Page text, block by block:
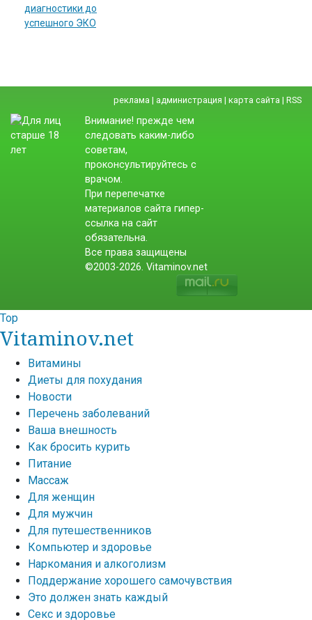
диагностики до
успешного ЭКО
реклама | администрация | карта сайта | RSS
Внимание! прежде чем
следовать каким-либо
советам,
проконсультируйтесь с
врачом.
При перепечатке
материалов сайта гипер-
ссылка на сайт
обязательна.
Все права защищены
©2003-2026. Vitaminov.net
Top
Vitaminov.net
Витамины
Диеты для похудания
Новости
Перечень заболеваний
Ваша внешность
Как бросить курить
Питание
Массаж
Для женщин
Для мужчин
Для путешественников
Компьютер и здоровье
Наркомания и алкоголизм
Поддержание хорошего самочувствия
Это должен знать каждый
Секс и здоровье